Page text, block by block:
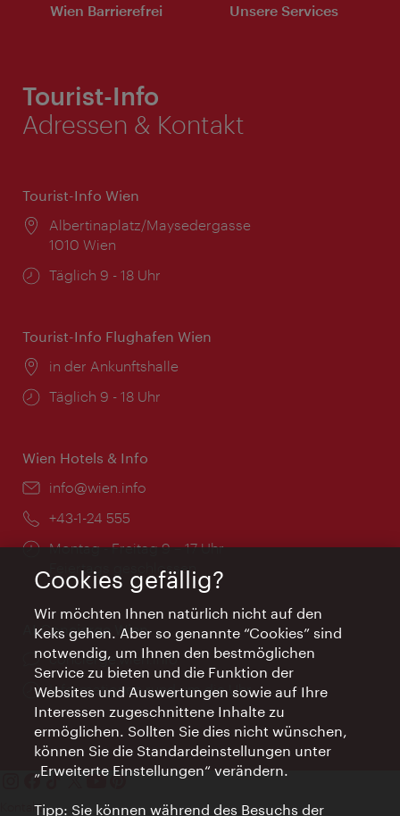
Wien Barrierefrei Unsere Services
Tourist-Info
Adressen & Kontakt
Tourist-Info Wien
Ort:
Albertinaplatz/Maysedergasse
1010 Wien
Öffnungszeiten:
Täglich 9 - 18 Uhr
Tourist-Info Flughafen Wien
Ort:
in der Ankunftshalle
Öffnungszeiten:
Täglich 9 - 18 Uhr
Wien Hotels & Info
Email:
info@wien.info
Telefon:
+43-1-24 555
Öffnungszeiten:
Montag - Freitag 9 – 17 Uhr
Feiertags geschlossen
AI Concierge Wien
Ort:
concierge.wien.info
Öffnungszeiten:
Informationen rund um die Uhr
Kontakt
Cookies gefällig?
Wir möchten Ihnen natürlich nicht auf den
Keks gehen. Aber so genannte “Cookies” sind
notwendig, um Ihnen den bestmöglichen
Service zu bieten und die Funktion der
Websites und Auswertungen sowie auf Ihre
Interessen zugeschnittene Inhalte zu
ermöglichen. Sollten Sie dies nicht wünschen,
können Sie die Standardeinstellungen unter
„Erweiterte Einstellungen“ verändern.
Tipp: Sie können während des Besuchs der